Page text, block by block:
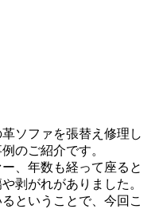
ソファを張替え修理し
のご紹介です。
、年数も経って座ると
剥がれがありました。
ということで、今回こ